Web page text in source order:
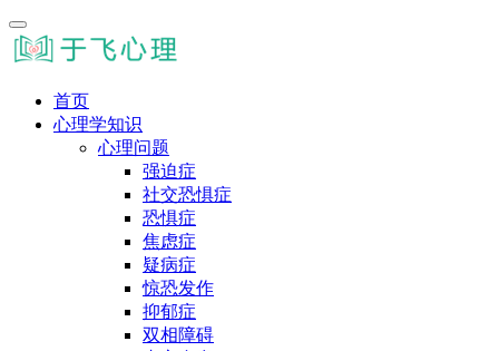
首页
心理学知识
心理问题
强迫症
社交恐惧症
恐惧症
焦虑症
疑病症
惊恐发作
抑郁症
双相障碍